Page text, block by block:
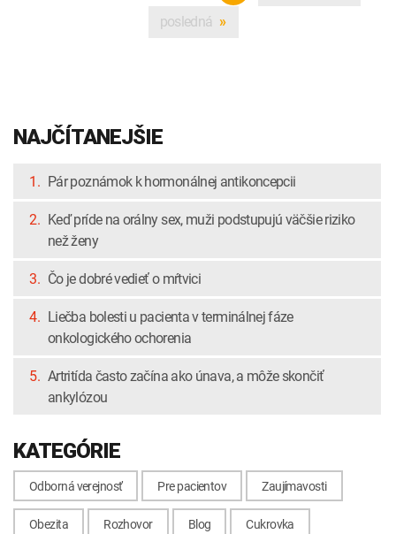
posledná »
NAJČÍTANEJŠIE
1. Pár poznámok k hormonálnej antikoncepcii
2. Keď príde na orálny sex, muži podstupujú väčšie riziko
než ženy
3. Čo je dobré vedieť o mŕtvici
4. Liečba bolesti u pacienta v terminálnej fáze
onkologického ochorenia
5. Artritída často začína ako únava, a môže skončiť
ankylózou
KATEGÓRIE
Odborná verejnosť Pre pacientov Zaujímavosti
Obezita Rozhovor Blog Cukrovka